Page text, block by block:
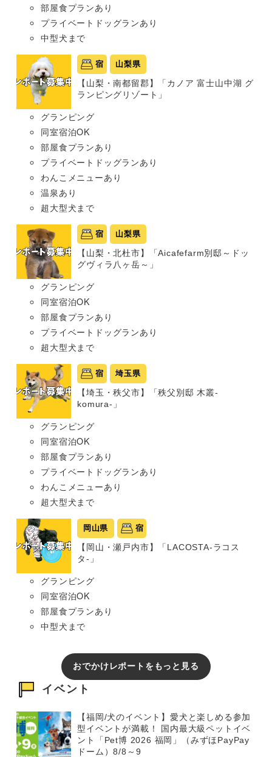
部屋食プランあり
プライベートドッグランあり
中型犬まで
宿 山梨県
【山梨・南都留郡】「カノア 富士山中湖 グ
ランピングリゾート」
グランピング
同室宿泊OK
部屋食プランあり
プライベートドッグランあり
わんこメニューあり
温泉あり
超大型犬まで
宿 山梨県
【山梨・北杜市】「Aicafefarm別邸～ドッ
グヴィラ八ヶ岳～」
グランピング
同室宿泊OK
部屋食プランあり
プライベートドッグランあり
超大型犬まで
宿 埼玉県
【埼玉・秩父市】「秩父別邸 木叢-
komura-」
グランピング
同室宿泊OK
部屋食プランあり
プライベートドッグランあり
わんこメニューあり
超大型犬まで
岡山県 宿
【岡山・瀬戸内市】「LACOSTA-ラコス
タ-」
グランピング
同室宿泊OK
部屋食プランあり
中型犬まで
おでかけレポートをもっと見る
イベント
【福岡/犬のイベント】愛犬と楽しめる参加
型イベントが満載！ 国内最大級ペットイベ
ント「Pet博 2026 福岡」（みずほPayPay
ドーム）8/8～9